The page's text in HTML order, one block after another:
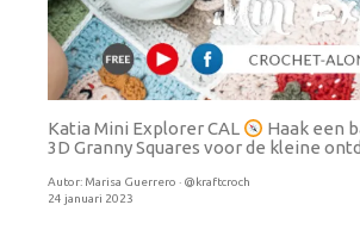
Katia Mini Explorer CAL
Haak een
3D Granny Squares voor de kleine
Autor: Marisa Guerrero · @kraftcroch
24 januari 2023